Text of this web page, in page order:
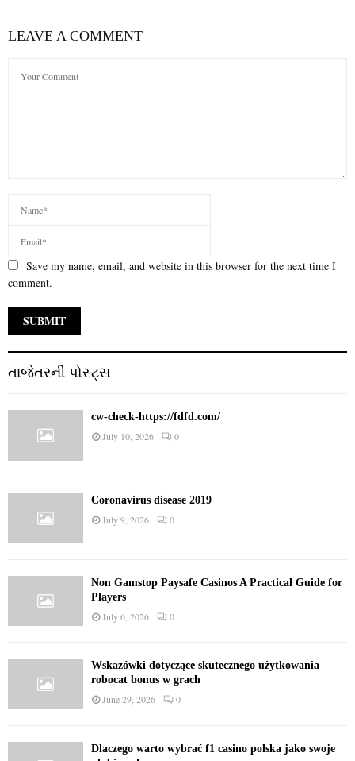
LEAVE A COMMENT
Save my name, email, and website in this browser for the next time I
comment.
તાજેતરની પોસ્ટ્સ
cw-check-https://fdfd.com/
July 10, 2026 0
Coronavirus disease 2019
July 9, 2026 0
Non Gamstop Paysafe Casinos A Practical Guide for
Players
July 6, 2026 0
Wskazówki dotyczące skutecznego użytkowania
robocat bonus w grach
June 29, 2026 0
Dlaczego warto wybrać f1 casino polska jako swoje